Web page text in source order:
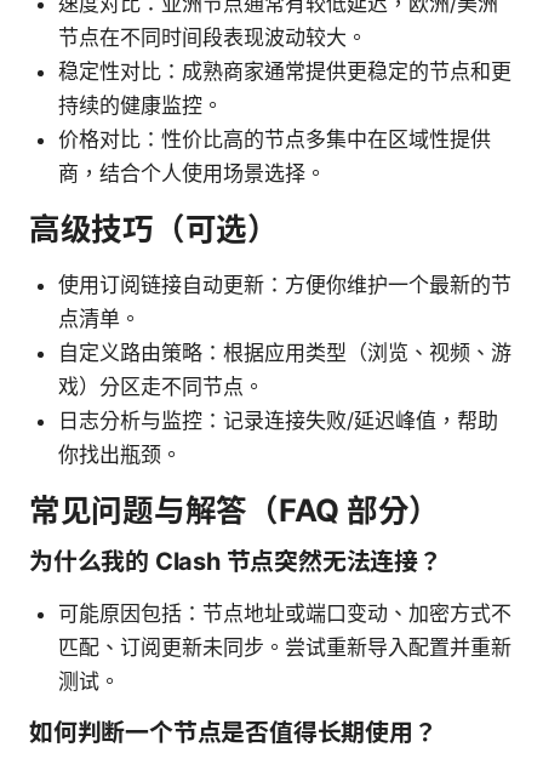
节点在不同时间段表现波动较大。
稳定性对比：成熟商家通常提供更稳定的节点和更
持续的健康监控。
价格对比：性价比高的节点多集中在区域性提供
商，结合个人使用场景选择。
高级技巧（可选）
使用订阅链接自动更新：方便你维护一个最新的节
点清单。
自定义路由策略：根据应用类型（浏览、视频、游
戏）分区走不同节点。
日志分析与监控：记录连接失败/延迟峰值，帮助
你找出瓶颈。
常见问题与解答（FAQ 部分）
为什么我的 Clash 节点突然无法连接？
可能原因包括：节点地址或端口变动、加密方式不
匹配、订阅更新未同步。尝试重新导入配置并重新
测试。
如何判断一个节点是否值得长期使用？